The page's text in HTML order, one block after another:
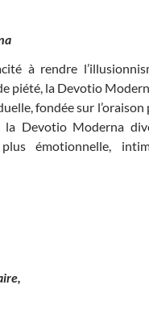
à rendre
piété, la Devotio
fondée sur l’oraison
la Devotio Moderna
émotionnelle,